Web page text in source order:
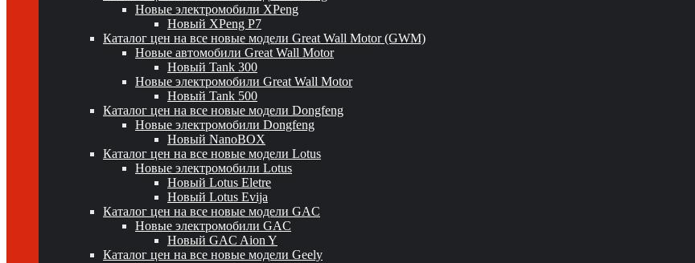
Новые электромобили XPeng
Новый XPeng P7
Каталог цен на все новые модели Great Wall Motor (GWM)
Новые автомобили Great Wall Motor
Новый Tank 300
Новые электромобили Great Wall Motor
Новый Tank 500
Каталог цен на все новые модели Dongfeng
Новые электромобили Dongfeng
Новый NanoBOX
Каталог цен на все новые модели Lotus
Новые электромобили Lotus
Новый Lotus Eletre
Новый Lotus Evija
Каталог цен на все новые модели GAC
Новые электромобили GAC
Новый GAC Aion Y
Каталог цен на все новые модели Geely